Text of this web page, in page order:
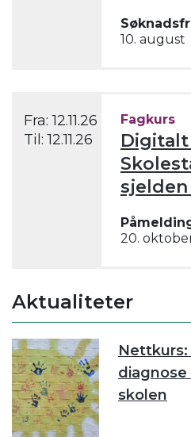
10. august
Fra:12.11.26
Til:12.11.26
Fagkurs
20.
Aktualiteter
Nettkurs:
skolen